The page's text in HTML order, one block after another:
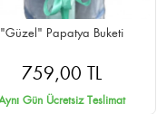
"Güzel" Papatya Buketi
759,00 TL
Gün Ücretsiz Teslimat